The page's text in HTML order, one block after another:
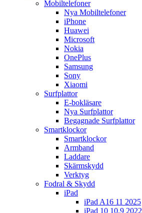
Mobiltelefoner
Nya Mobiltelefoner
iPhone
Huawei
Microsoft
Nokia
OnePlus
Samsung
Sony
Xiaomi
Surfplattor
E-bokläsare
Nya Surfplattor
Begagnade Surfplattor
Smartklockor
Smartklockor
Armband
Laddare
Skärmskydd
Verktyg
Fodral & Skydd
iPad
iPad A16 11 2025
iPad 10 10.9 2022